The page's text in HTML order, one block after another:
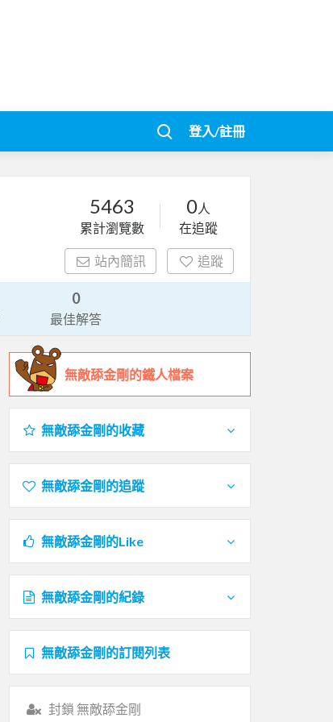
登入/註冊
5463
累計瀏覽數
0人
在追蹤
站內簡訊 追蹤
0
最佳解答
無敵舔金剛的鐵人檔案
無敵舔金剛的收藏
無敵舔金剛的追蹤
無敵舔金剛的Like
無敵舔金剛的紀錄
無敵舔金剛的訂閱列表
封鎖 無敵舔金剛